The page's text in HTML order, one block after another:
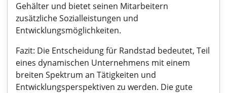
Gehälter und bietet seinen Mitarbeitern
zusätzliche Sozialleistungen und
Entwicklungsmöglichkeiten.
Fazit: Die Entscheidung für Randstad bedeutet, Teil
eines dynamischen Unternehmens mit einem
breiten Spektrum an Tätigkeiten und
Entwicklungsperspektiven zu werden. Die gute